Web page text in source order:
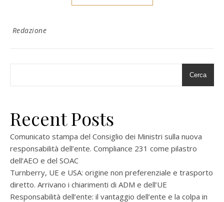
Redazione
Cerca
Recent Posts
Comunicato stampa del Consiglio dei Ministri sulla nuova
responsabilità dell’ente. Compliance 231 come pilastro
dell’AEO e del SOAC
Turnberry, UE e USA: origine non preferenziale e trasporto
diretto. Arrivano i chiarimenti di ADM e dell’UE
Responsabilità dell’ente: il vantaggio dell’ente e la colpa in